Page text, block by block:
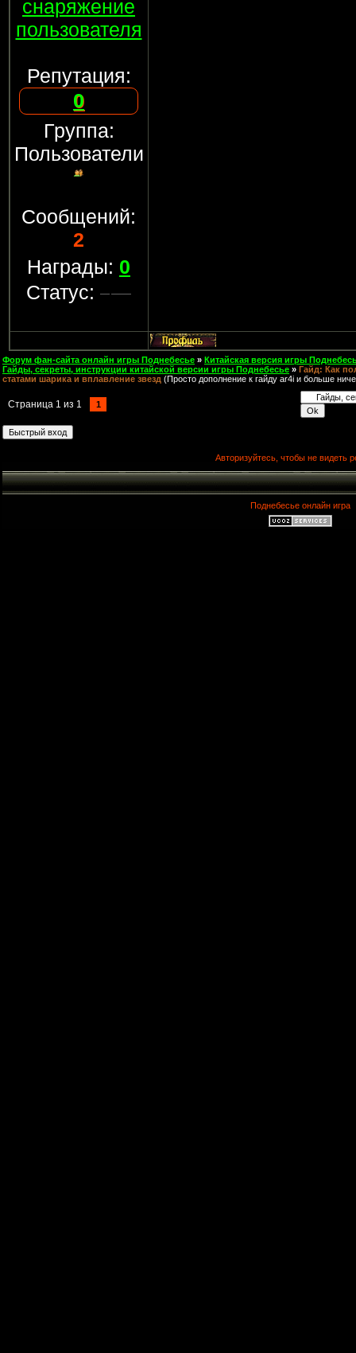
снаряжение
пользователя
Репутация:
0
Группа:
Пользователи
Сообщений:
2
Награды: 0
Статус:
Форум фан-сайта онлайн игры Поднебесье » Китайская версия игры
Гайды, секреты, инструкции китайской версии игры Поднебесье » Гайд: Как
статами шарика и вплавление звезд (Просто дополнение к гайду ar4i и больше
Страница 1 из 1 1
Авторизуйтесь, чтобы не видеть
Поднебесье онлайн игра